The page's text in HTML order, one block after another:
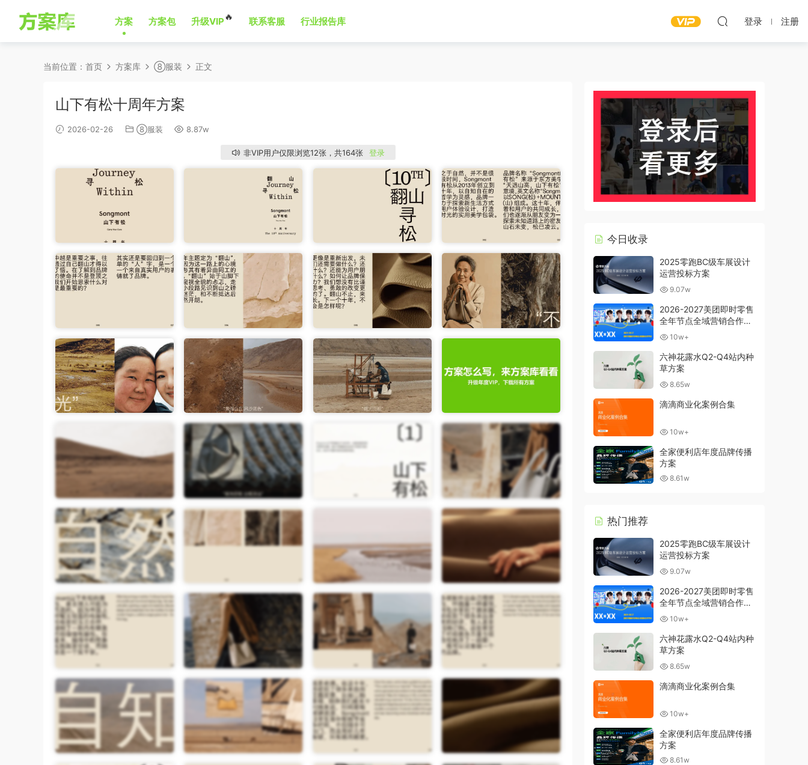
方案 方案包 升级VIP🔥 联系客服 行业报告库 登录 注册
当前位置： 首页 方案库 ⑧服装 正文
山下有松十周年方案
2026-02-26 ⑧服装 8.87w
非VIP用户仅限浏览12张，共164张 登录
今日收录
2025零跑BC级车展设计
运营投标方案
9.07w
2026-2027美团即时零售
全年节点全域营销合作方
案 10w+
六神花露水Q2-Q4站内种
草方案
8.65w
滴滴商业化案例合集
10w+
全家便利店年度品牌传播
方案
8.61w
热门推荐
2025零跑BC级车展设计
运营投标方案
9.07w
2026-2027美团即时零售
全年节点全域营销合作方
案 10w+
六神花露水Q2-Q4站内种
草方案
8.65w
滴滴商业化案例合集
10w+
全家便利店年度品牌传播
方案
8.61w